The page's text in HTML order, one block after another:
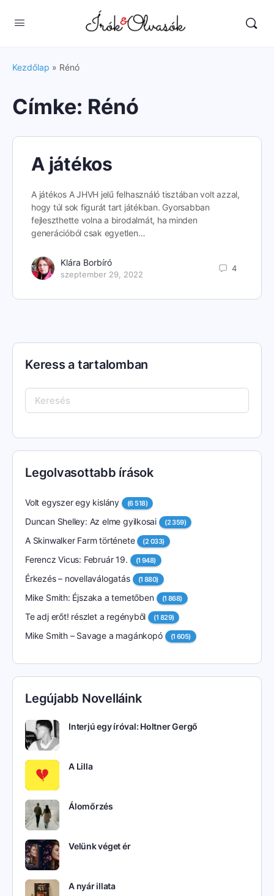
Kezdőlap » Rénó
Címke: Rénó
A játékos
A játékos A JHVH jelű felhasználó tisztában volt azzal,
hogy túl sok figurát tart játékban. Gyorsabban
fejleszthette volna a birodalmát, ha minden
generációból csak egyetlen…
Klára Borbíró
szeptember 29, 2022
4
Keress a tartalomban
Keresés:
Legolvasottabb írások
Volt egyszer egy kislány (6 518)
Duncan Shelley: Az elme gyilkosai (2 359)
A Skinwalker Farm története (2 033)
Ferencz Vicus: Február 19. (1 948)
Érkezés – novellaválogatás (1 880)
Mike Smith: Éjszaka a temetőben (1 868)
Te adj erőt! részlet a regényből (1 829)
Mike Smith – Savage a magánkopó (1 605)
Legújabb Novelláink
Interjú egy íróval: Holtner Gergő
A Lilla
Álomőrzés
Velünk véget ér
A nyár illata